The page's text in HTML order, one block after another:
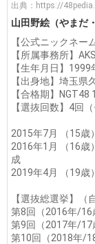
出典： https://
山田野絵（やまだ
【公式ニックネー
【所属事務所】AKS
【生年月日】1999
【出身地】埼玉県
【合格期】NGT48
【選抜回数】4回
2015年7月 （15歳
2016年1月 （16歳
成
2019年4月 （19歳
【選抜総選挙】（
第8回（2016年/16
第9回（2017年/17
第10回（2018年/